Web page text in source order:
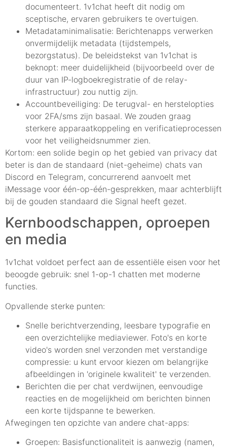
documenteert. 1v1chat heeft dit nodig om
sceptische, ervaren gebruikers te overtuigen.
Metadataminimalisatie: Berichtenapps verwerken
onvermijdelijk metadata (tijdstempels,
bezorgstatus). De beleidstekst van 1v1chat is
beknopt: meer duidelijkheid (bijvoorbeeld over de
duur van IP-logboekregistratie of de relay-
infrastructuur) zou nuttig zijn.
Accountbeveiliging: De terugval- en herstelopties
voor 2FA/sms zijn basaal. We zouden graag
sterkere apparaatkoppeling en verificatieprocessen
voor het veiligheidsnummer zien.
Kortom: een solide begin op het gebied van privacy dat
beter is dan de standaard (niet-geheime) chats van
Discord en Telegram, concurrerend aanvoelt met
iMessage voor één-op-één-gesprekken, maar achterblijft
bij de gouden standaard die Signal heeft gezet.
Kernboodschappen, oproepen
en media
1v1chat voldoet perfect aan de essentiële eisen voor het
beoogde gebruik: snel 1-op-1 chatten met moderne
functies.
Opvallende sterke punten:
Snelle berichtverzending, leesbare typografie en
een overzichtelijke mediaviewer. Foto's en korte
video's worden snel verzonden met verstandige
compressie: u kunt ervoor kiezen om belangrijke
afbeeldingen in 'originele kwaliteit' te verzenden.
Berichten die per chat verdwijnen, eenvoudige
reacties en de mogelijkheid om berichten binnen
een korte tijdspanne te bewerken.
Afwegingen ten opzichte van andere chat-apps:
Groepen: Basisfunctionaliteit is aanwezig (namen,